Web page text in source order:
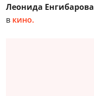
Леонида Енгибарова
в кино.